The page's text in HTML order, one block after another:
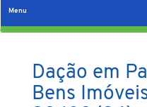
Menu
Dação em
Bens